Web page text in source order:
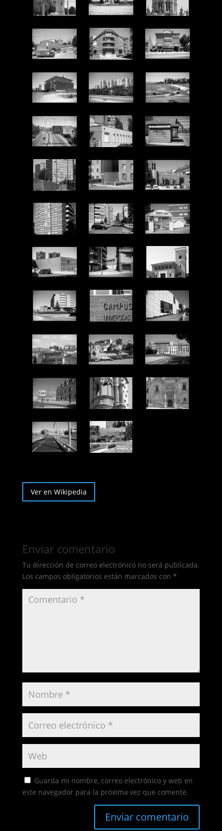
Ver en Wikipedia
Enviar comentario
Tu dirección de correo electrónico no será publicada.
Los campos obligatorios están marcados con *
Guarda mi nombre, correo electrónico y web en
este navegador para la próxima vez que comente.